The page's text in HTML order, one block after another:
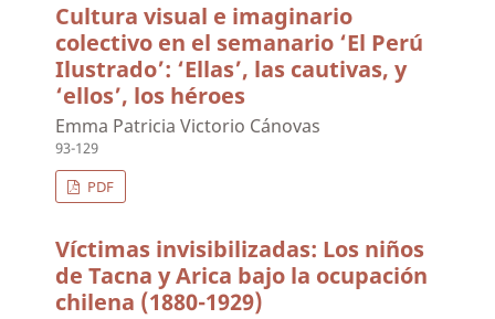
Cultura visual e imaginario
colectivo en el semanario ‘El Perú
Ilustrado’: ‘Ellas’, las cautivas, y
‘ellos’, los héroes
Emma Patricia Victorio Cánovas
93-129
PDF
Víctimas invisibilizadas: Los niños
de Tacna y Arica bajo la ocupación
chilena (1880-1929)